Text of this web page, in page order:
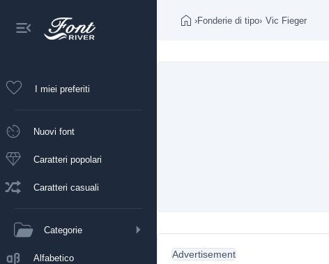
I miei preferiti
Nuovi font
Caratteri popolari
Caratteri casuali
Categorie
Alfabetico
›Fonderie di tipo› Vic Fieger
Advertisement